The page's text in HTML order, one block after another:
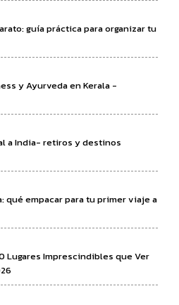
guía práctica para organizar tu
y Ayurveda en Kerala -
a India- retiros y destinos
qué empacar para tu primer viaje a
Lugares Imprescindibles que Ver